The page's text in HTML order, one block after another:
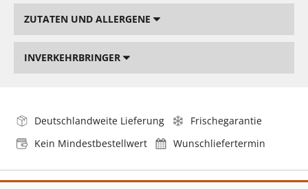
ZUTATEN UND ALLERGENE
INVERKEHRBRINGER
Deutschlandweite Lieferung
Frischegarantie
Kein Mindestbestellwert
Wunschliefertermin